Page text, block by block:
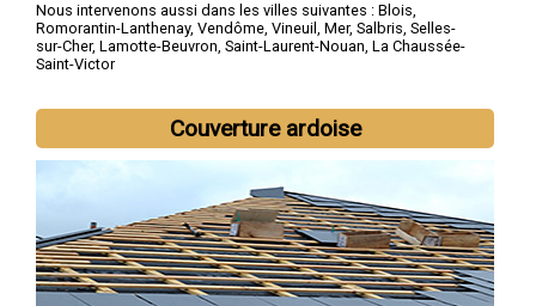
Nous intervenons aussi dans les villes suivantes : Blois,
Romorantin-Lanthenay, Vendôme, Vineuil , Mer, Salbris, Selles-
sur-Cher, Lamotte-Beuvron, Saint-Laurent-Nouan, La Chaussée-
Saint-Victor
Couverture ardoise